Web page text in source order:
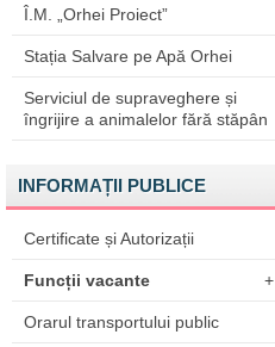
Î.M. „Orhei Proiect”
Stația Salvare pe Apă Orhei
Serviciul de supraveghere și
îngrijire a animalelor fără stăpân
INFORMAȚII PUBLICE
Certificate și Autorizații
Funcții vacante +
Orarul transportului public